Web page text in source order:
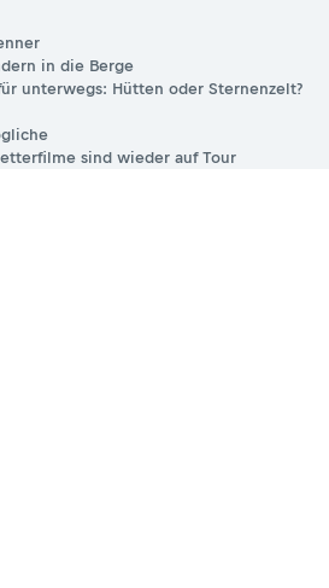
in die Berge
unterwegs: Hütten oder Sternenzelt?
sind wieder auf Tour